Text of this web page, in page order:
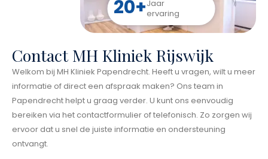
20+Jaar
ervaring
Contact MH Kliniek Rijswijk
Welkom bij MH Kliniek Papendrecht. Heeft u vragen, wilt u meer
informatie of direct een afspraak maken? Ons team in
Papendrecht helpt u graag verder. U kunt ons eenvoudig
bereiken via het contactformulier of telefonisch. Zo zorgen wij
ervoor dat u snel de juiste informatie en ondersteuning
ontvangt.